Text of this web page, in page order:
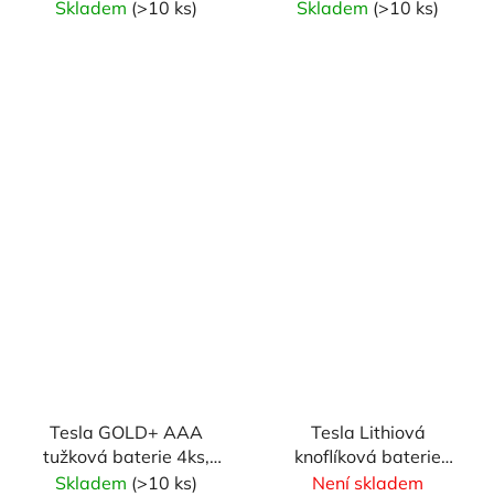
smršťovací fólie
Skladem (>10 ks) blistrová fólie
Skladem (>10 ks)
Tesla GOLD+ AAA
tužková baterie 4ks,
blistrová fólie
Skladem (>10 ks)
Tesla Lithiová
knoflíková baterie
CR2450, 3V
Není skladem